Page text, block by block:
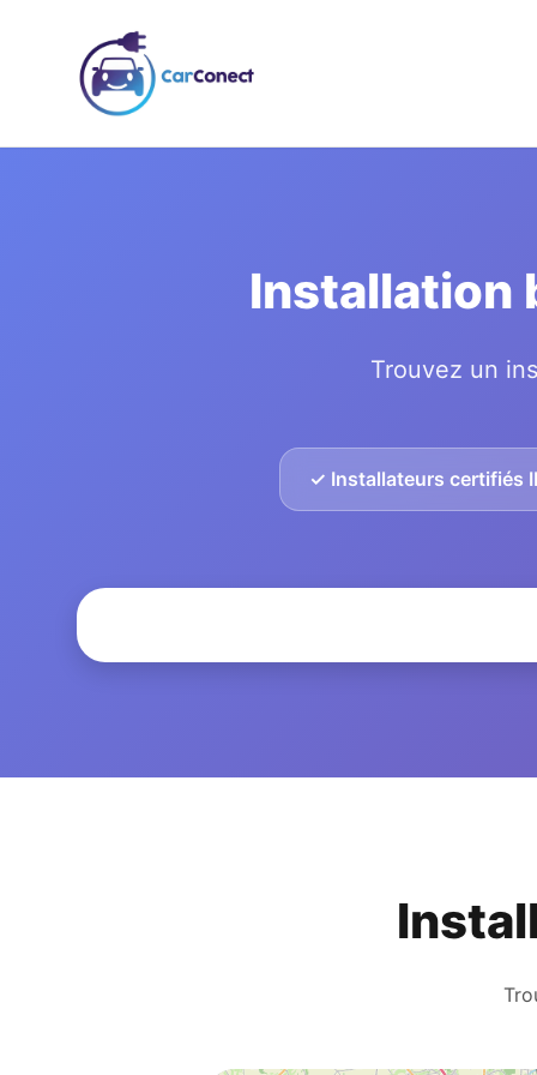
Installation
Trouvez un
✓ Installateurs certifiés